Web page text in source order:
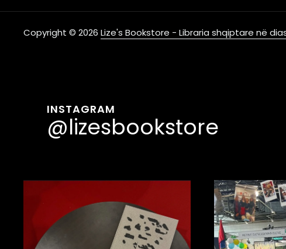
Copyright © 2026 Lize's Bookstore - Libraria shqiptare në
INSTAGRAM
@lizesbookstore